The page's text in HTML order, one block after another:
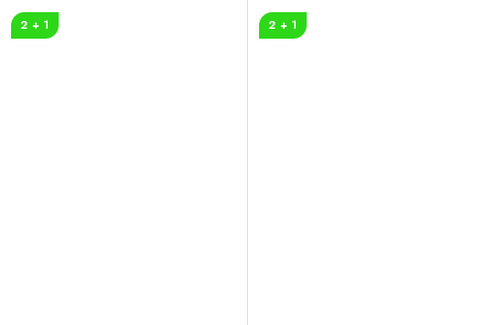
2 + 1 2 + 1